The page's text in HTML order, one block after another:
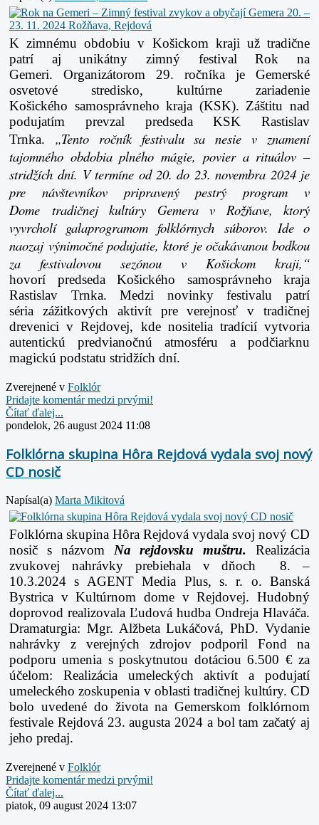
K zimnému obdobiu v Košickom kraji už tradične
patrí aj unikátny zimný festival Rok na
Gemeri. Organizátorom 29. ročníka je Gemerské
osvetové stredisko, kultúrne zariadenie
Košického samosprávneho kraja (KSK). Záštitu nad
podujatím prevzal predseda KSK Rastislav
Trnka. „Tento ročník festivalu sa nesie v znamení
tajomného obdobia plného mágie, povier a rituálov –
stridžích dní. V termíne od 20. do 23. novembra 2024 je
pre návštevníkov pripravený pestrý program v
Dome tradičnej kultúry Gemera v Rožňave, ktorý
vyvrcholí galaprogramom folklórnych súborov. Ide o
naozaj výnimočné podujatie, ktoré je očakávanou bodkou
za festivalovou sezónou v Košickom kraji,“
hovorí predseda Košického samosprávneho kraja
Rastislav Trnka. Medzi novinky festivalu patrí
séria zážitkových aktivít pre verejnosť v tradičnej
drevenici v Rejdovej, kde nositelia tradícií vytvoria
autentickú predvianočnú atmosféru a podčiarknu
magickú podstatu stridžích dní.
Zverejnené v Folklór
Pridajte komentár medzi prvými!
Čítať ďalej...
pondelok, 26 august 2024 11:08
Folklórna skupina Hôra Rejdová vydala svoj nový
CD nosič
Napísal(a) Marta Mikitová
Folklórna skupina Hôra Rejdová vydala svoj nový CD
nosič s názvom Na rejdovsku muštru. Realizácia
zvukovej nahrávky prebiehala v dňoch 8. –
10.3.2024 s AGENT Media Plus, s. r. o. Banská
Bystrica v Kultúrnom dome v Rejdovej. Hudobný
doprovod realizovala Ľudová hudba Ondreja Hlaváča.
Dramaturgia: Mgr. Alžbeta Lukáčová, PhD. Vydanie
nahrávky z verejných zdrojov podporil Fond na
podporu umenia s poskytnutou dotáciou 6.500 € za
účelom: Realizácia umeleckých aktivít a podujatí
umeleckého zoskupenia v oblasti tradičnej kultúry. CD
bolo uvedené do života na Gemerskom folklórnom
festivale Rejdová 23. augusta 2024 a bol tam začatý aj
jeho predaj.
Zverejnené v Folklór
Pridajte komentár medzi prvými!
Čítať ďalej...
piatok, 09 august 2024 13:07